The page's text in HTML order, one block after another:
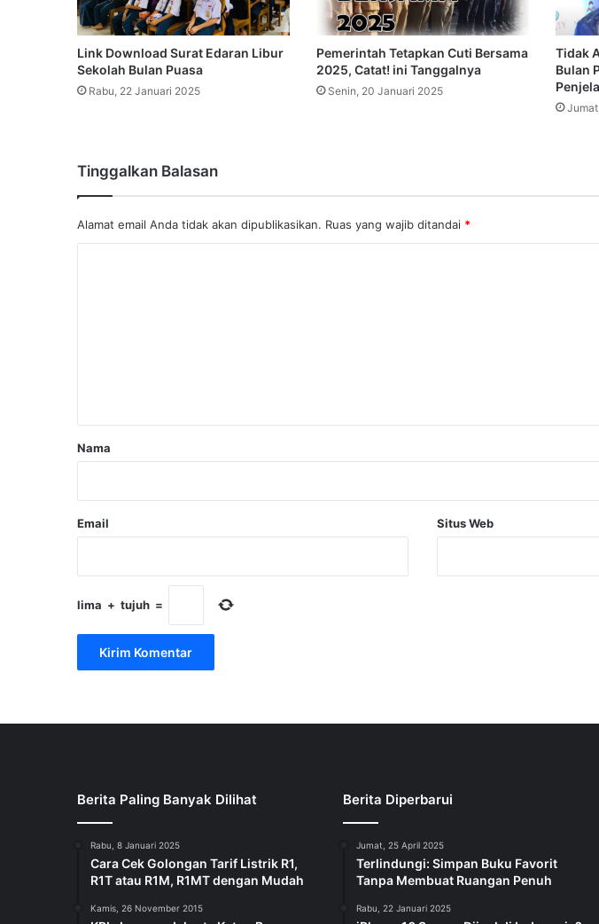
Link Download Surat Edaran Libur
Sekolah Bulan Puasa
Rabu, 22 Januari 2025
Pemerintah Tetapkan Cuti Bersama
2025, Catat! ini Tanggalnya
Senin, 20 Januari 2025
Tidak
Bulan
Tinggalkan Balasan
Alamat email Anda tidak akan dipublikasikan. Ruas yang wajib ditandai *
rNama
Email Situs Web
lima + tujuh =
Berita Paling Banyak Dilihat
Rabu, 8 Januari 2025
Cara Cek Golongan Tarif Listrik R1,
R1T atau R1M, R1MT dengan Mudah
Kamis, 26 November 2015
Berita Diperbarui
Jumat, 25 April 2025
Terlindungi: Simpan Buku Favorit
Tanpa Membuat Ruangan Penuh
Rabu, 22 Januari 2025